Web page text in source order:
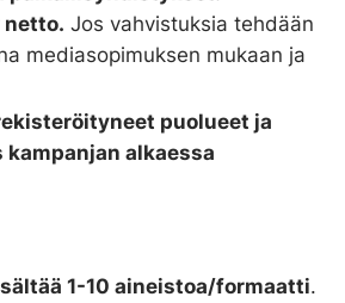
netto. Jos vahvistuksia tehdään
mediasopimuksen mukaan ja
puolueet ja
alkaessa
1-10 aineistoa/formaatti.